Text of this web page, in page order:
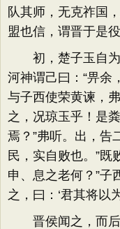
队其师，无克祚国
盟也信，谓晋于是
初，楚子玉自为
河神谓己曰：“畀余
与子西使荣黄谏，
之，况琼玉乎！是
焉？”弗听。出，告
民，实自败也。”既
申、息之老何？”子
之，曰：‘君其将以
晋侯闻之，而后